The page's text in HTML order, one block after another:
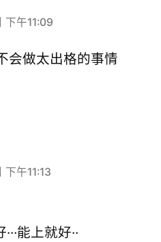
下午11:09
会做太出格的事情
午11:13
能上就好··